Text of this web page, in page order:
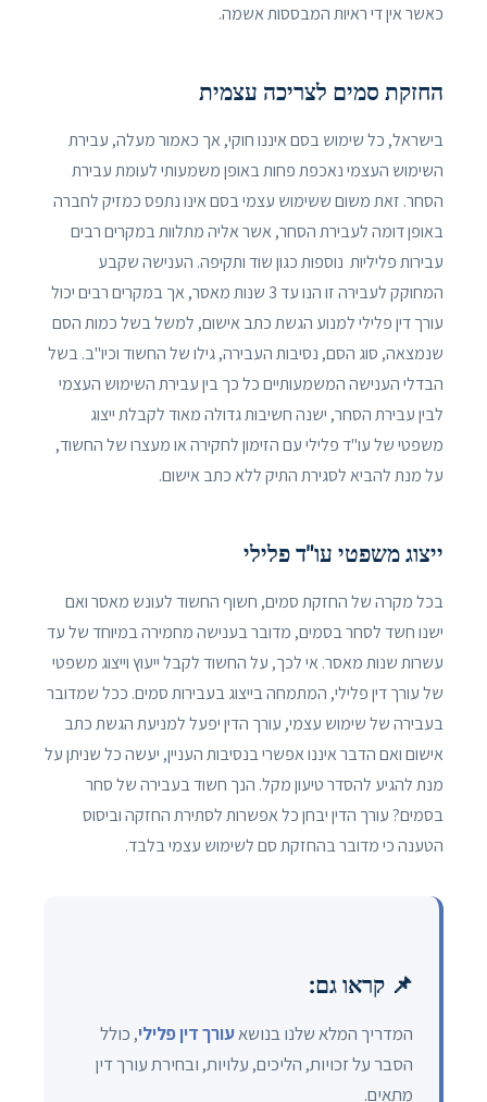
כאשר אין די ראיות המבססות אשמה.
החזקת סמים לצריכה עצמית
בישראל, כל שימוש בסם איננו חוקי, אך כאמור מעלה, עבירת
השימוש העצמי נאכפת פחות באופן משמעותי לעומת עבירת
הסחר. זאת משום ששימוש עצמי בסם אינו נתפס כמזיק לחברה
באופן דומה לעבירת הסחר, אשר אליה מתלוות במקרים רבים
עבירות פליליות נוספות כגון שוד ותקיפה. הענישה שקבע
המחוקק לעבירה זו הנו עד 3 שנות מאסר, אך במקרים רבים יכול
עורך דין פלילי למנוע הגשת כתב אישום, למשל בשל כמות הסם
שנמצאה, סוג הסם, נסיבות העבירה, גילו של החשוד וכיו"ב. בשל
הבדלי הענישה המשמעותיים כל כך בין עבירת השימוש העצמי
לבין עבירת הסחר, ישנה חשיבות גדולה מאוד לקבלת ייצוג
משפטי של עו"ד פלילי עם הזימון לחקירה או מעצרו של החשוד,
על מנת להביא לסגירת התיק ללא כתב אישום.
ייצוג משפטי עו"ד פלילי
בכל מקרה של החזקת סמים, חשוף החשוד לעונש מאסר ואם
ישנו חשד לסחר בסמים, מדובר בענישה מחמירה במיוחד של עד
עשרות שנות מאסר. אי לכך, על החשוד לקבל ייעוץ וייצוג משפטי
של עורך דין פלילי, המתמחה בייצוג בעבירות סמים. ככל שמדובר
בעבירה של שימוש עצמי, עורך הדין יפעל למניעת הגשת כתב
אישום ואם הדבר איננו אפשרי בנסיבות העניין, יעשה כל שניתן על
מנת להגיע להסדר טיעון מקל. הנך חשוד בעבירה של סחר
בסמים? עורך הדין יבחן כל אפשרות לסתירת החזקה וביסוס
הטענה כי מדובר בהחזקת סם לשימוש עצמי בלבד.
📌 קראו גם:
המדריך המלא שלנו בנושאעורך דין פלילי, כולל
הסבר על זכויות, הליכים, עלויות, ובחירת עורך דין
מתאים.